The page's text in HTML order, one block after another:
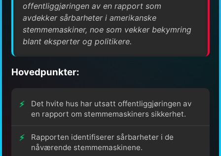
offentliggjøringen av en rapport som
avdekker sårbarheter i amerikanske
stemmemaskiner, noe som vekker bekymring
blant eksperter og politikere.
Hovedpunkter:
Det hvite hus har utsatt offentliggjøringen av
en rapport om stemmemaskiners sikkerhet.
Rapporten identifiserer sårbarheter i de
nåværende stemmemaskinene.